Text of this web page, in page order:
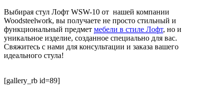
Выбирая стул Лофт WSW-10 от нашей компании
Woodsteelwork, вы получаете не просто стильный и
функциональный предмет мебели в стиле Лофт, но и
уникальное изделие, созданное специально для вас.
Свяжитесь с нами для консультации и заказа вашего
идеального стула!
[gallery_rb id=89]